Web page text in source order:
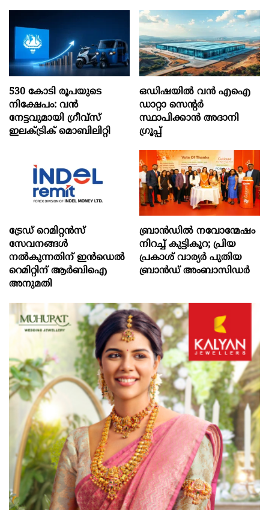
530 കോടി രൂപയുടെ
നിക്ഷേപം: വൻ
നേട്ടവുമായി ഗ്രീവ്സ്
ഇലക്ട്രിക് മൊബിലിറ്റി
ഒഡിഷയില്‍ വന്‍ എഐ
ഡാറ്റാ സെന്റര്‍
സ്ഥാപിക്കാന്‍ അദാനി
ഗ്രൂപ്പ്
ട്രേഡ് റെമിറ്റന്‍സ്
സേവനങ്ങള്‍
നല്‍കുന്നതിന് ഇന്‍ഡെല്‍
റെമിറ്റിന് ആര്‍ബിഐ
അനുമതി
ബ്രാൻഡിൽ നവോന്മേഷം
നിറച്ച് കുട്ടികൂറ; പ്രിയ
പ്രകാശ് വാര്യർ പുതിയ
ബ്രാൻഡ് അംബാസിഡർ